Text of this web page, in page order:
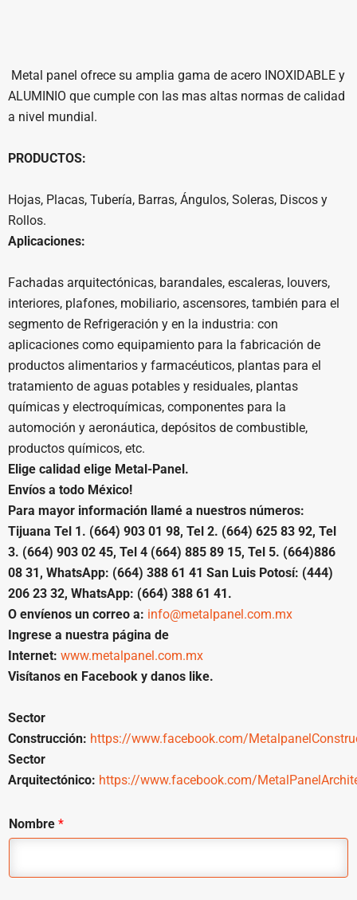
Metal panel ofrece su amplia gama de acero INOXIDABLE y
ALUMINIO que cumple con las mas altas normas de calidad
a nivel mundial.
PRODUCTOS:
Hojas, Placas, Tubería, Barras, Ángulos, Soleras, Discos y
Rollos.
Aplicaciones:
Fachadas arquitectónicas, barandales, escaleras, louvers,
interiores, plafones, mobiliario, ascensores, también para el
segmento de Refrigeración y en la industria: con
aplicaciones como equipamiento para la fabricación de
productos alimentarios y farmacéuticos, plantas para el
tratamiento de aguas potables y residuales, plantas
químicas y electroquímicas, componentes para la
automoción y aeronáutica, depósitos de combustible,
productos químicos, etc.
Elige calidad elige Metal-Panel.
Envíos a todo México!
Para mayor información llamé a nuestros números:
Tijuana Tel 1. (664) 903 01 98, Tel 2. (664) 625 83 92, Tel
3. (664) 903 02 45, Tel 4 (664) 885 89 15, Tel 5. (664)886
08 31, WhatsApp: (664) 388 61 41 San Luis Potosí: (444)
206 23 32, WhatsApp: (664) 388 61 41.
O envíenos un correo a: info@metalpanel.com.mx
Ingrese a nuestra página de
Internet: www.metalpanel.com.mx
Visítanos en Facebook y danos like.
Sector
Construcción: https://www.facebook.com/
Sector
Arquitectónico: https://www.facebook.com/
Nombre *